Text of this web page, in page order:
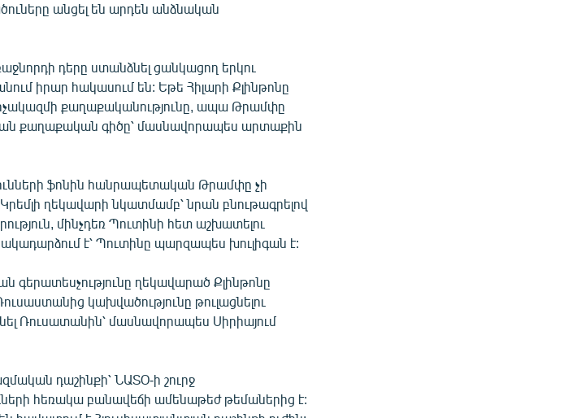
անցել են արդեն անձնական
դերը ստանձնել ցանկացող երկու
իրար հակասում են: Եթե Հիլարի Քլինթոնը
քաղաքականությունը, ապա Թրամփը
քաղաքական գիծը՝ մասնավորապես արտաքին
ֆոնին հանրապետական Թրամփը չի
ղեկավարի նկատմամբ՝ նրան բնութագրելով
մինչդեռ Պուտինի հետ աշխատելու
է՝ Պուտինը պարզապես խուլիգան է:
ղեկավարած Քլինթոնը
կախվածությունը թուլացնելու
Ռուսատանին՝ մասնավորապես Սիրիայում
դաշինքի՝ ՆԱՏՕ-ի շուրջ
հեռակա բանավեճի ամենաթեժ թեմաներից է: